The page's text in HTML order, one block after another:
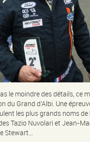
le moindre des détails, ce
du Grand d’Albi. Une
les plus grands noms de
Tazio Nuvolari et Jean-
Stewart…